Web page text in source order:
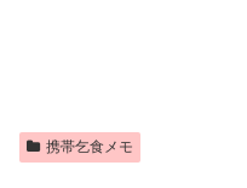
携帯乞食メモ